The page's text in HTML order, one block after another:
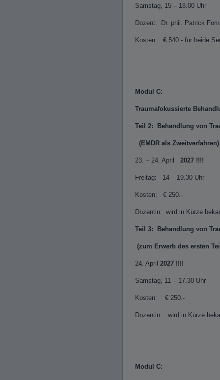
Samstag, 15 – 18.00 Uhr
Dozent: Dr. phil. Patrick
Kosten: € 540.- für beide
Modul C:
Traumafokussierte
Teil 2: Behandlung von
(EMDR als
23. – 24. April 2027 !!!!
Freitag: 14 – 19.30
Kosten: € 250.-
Dozentin: wird in Kürze
Teil 3: Behandlung von
(zum Erwerb des ersten
24. April 2027 !!!!
Samstag, 11 – 17.30 Uhr
Kosten: € 250.-
Dozentin: wird in Kürze
Modul C: